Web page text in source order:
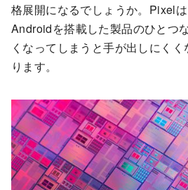
格展開になるでしょうか。Pixel
Androidを搭載した製品のひとつ
くなってしまうと手が出しにく
ります。